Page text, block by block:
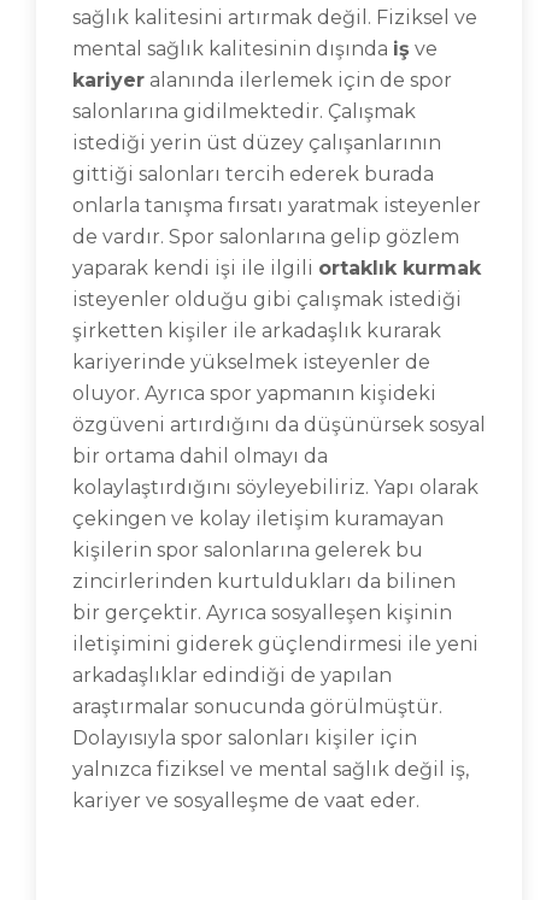
sağlık kalitesini artırmak değil. Fiziksel ve
mental sağlık kalitesinin dışında iş ve
kariyer alanında ilerlemek için de spor
salonlarına gidilmektedir. Çalışmak
istediği yerin üst düzey çalışanlarının
gittiği salonları tercih ederek burada
onlarla tanışma fırsatı yaratmak isteyenler
de vardır. Spor salonlarına gelip gözlem
yaparak kendi işi ile ilgili ortaklık kurmak
isteyenler olduğu gibi çalışmak istediği
şirketten kişiler ile arkadaşlık kurarak
kariyerinde yükselmek isteyenler de
oluyor. Ayrıca spor yapmanın kişideki
özgüveni artırdığını da düşünürsek sosyal
bir ortama dahil olmayı da
kolaylaştırdığını söyleyebiliriz. Yapı olarak
çekingen ve kolay iletişim kuramayan
kişilerin spor salonlarına gelerek bu
zincirlerinden kurtuldukları da bilinen
bir gerçektir. Ayrıca sosyalleşen kişinin
iletişimini giderek güçlendirmesi ile yeni
arkadaşlıklar edindiği de yapılan
araştırmalar sonucunda görülmüştür.
Dolayısıyla spor salonları kişiler için
yalnızca fiziksel ve mental sağlık değil iş,
kariyer ve sosyalleşme de vaat eder.